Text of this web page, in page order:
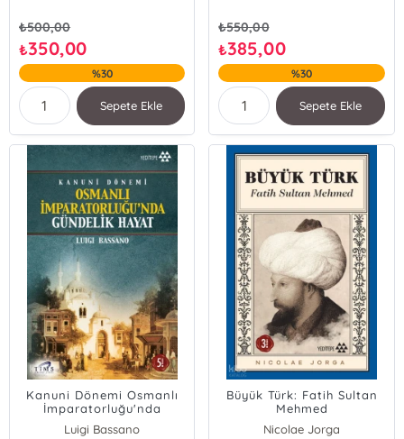
₺500,00
₺350,00
%30
Sepete Ekle
₺550,00
₺385,00
%30
Sepete Ekle
Kanuni Dönemi Osmanlı
İmparatorluğu'nda
Luigi Bassano
Büyük Türk: Fatih Sultan
Mehmed
Nicolae Jorga